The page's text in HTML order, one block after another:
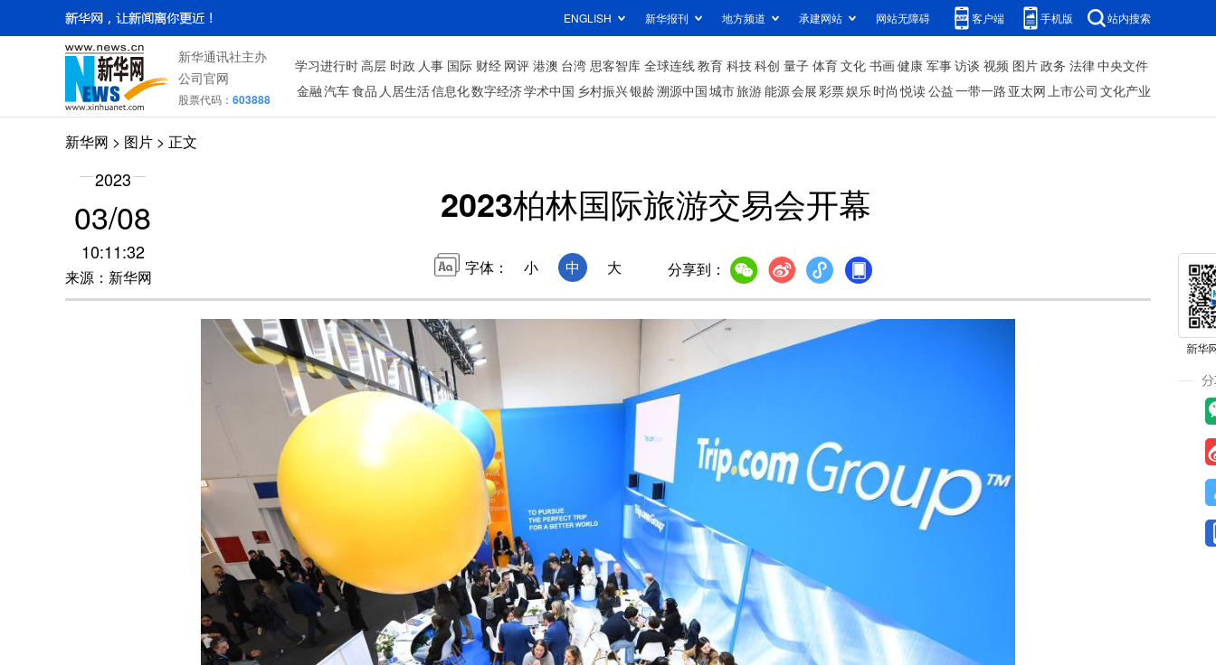
ENGLISH 新华报刊 地方频道 承建网站 网站无障碍 客户端 手机版 站内搜索
新华通讯社主办
公司官网
股票代码： 603888
学习进行时高层 时政 人事 国际 财经 网评 港澳 台湾 思客智库 全球连线教育 科技科创 量子 体育文化 书画健康 军事访谈 视频 图片政务 法律中央文件
金融汽车食品 人居生活信息化数字经济学术中国 乡村振兴银龄溯源中国城市旅游能源会展彩票娱乐时尚 悦读公益一带一路 亚太网上市公司 文化产业
新华网 > 图片 > 正文
2023
03/08
10:11:32
来源：新华网
2023柏林国际旅游交易会开幕
字体： 小 中 大 分享到：